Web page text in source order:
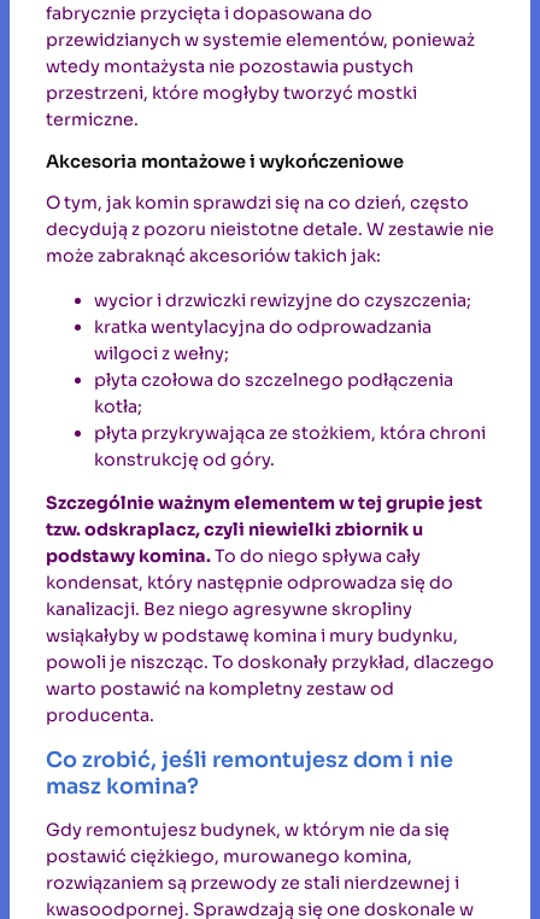
fabrycznie przycięta i dopasowana do
przewidzianych w systemie elementów, ponieważ
wtedy montażysta nie pozostawia pustych
przestrzeni, które mogłyby tworzyć mostki
termiczne.
Akcesoria montażowe i wykończeniowe
O tym, jak komin sprawdzi się na co dzień, często
decydują z pozoru nieistotne detale. W zestawie nie
może zabraknąć akcesoriów takich jak:
wycior i drzwiczki rewizyjne do czyszczenia;
kratka wentylacyjna do odprowadzania
wilgoci z wełny;
płyta czołowa do szczelnego podłączenia
kotła;
płyta przykrywająca ze stożkiem, która chroni
konstrukcję od góry.
Szczególnie ważnym elementem w tej grupie jest
tzw. odskraplacz, czyli niewielki zbiornik u
podstawy komina.To do niego spływa cały
kondensat, który następnie odprowadza się do
kanalizacji. Bez niego agresywne skropliny
wsiąkałyby w podstawę komina i mury budynku,
powoli je niszcząc. To doskonały przykład, dlaczego
warto postawić na kompletny zestaw od
producenta.
Co zrobić, jeśli remontujesz dom i nie
masz komina?
Gdy remontujesz budynek, w którym nie da się
postawić ciężkiego, murowanego komina,
rozwiązaniem są przewody ze stali nierdzewnej i
kwasoodpornej. Sprawdzają się one doskonale w